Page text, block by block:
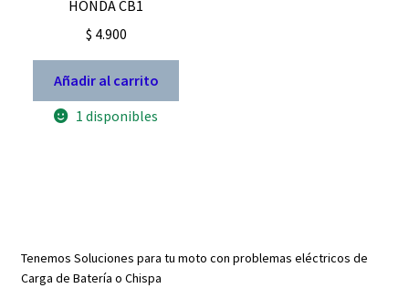
HONDA CB1
$ 4.900
Añadir al carrito
1 disponibles
Tenemos Soluciones para tu moto con problemas eléctricos de
Carga de Batería o Chispa